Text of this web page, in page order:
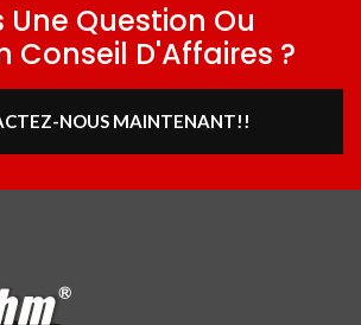
Question Ou
Conseil D'Affaires ?
NOUS MAINTENANT!!